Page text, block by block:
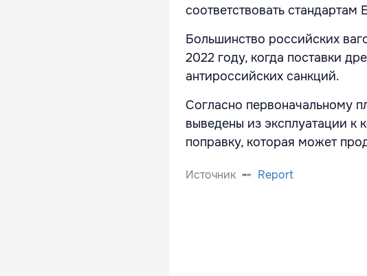
соответствовать стандартам
Большинство российских
2022 году, когда поставки
антироссийских санкций.
Согласно первоначальному
выведены из эксплуатации к
поправку, которая может
Источник Report